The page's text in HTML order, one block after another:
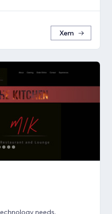
Xem
your technology needs.